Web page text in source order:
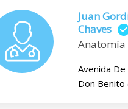
Juan
Chaves
Avenida
Don